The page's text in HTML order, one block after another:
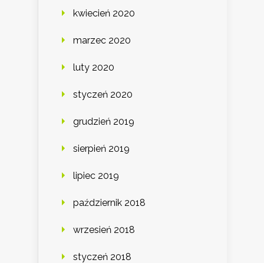
kwiecień 2020
marzec 2020
luty 2020
styczeń 2020
grudzień 2019
sierpień 2019
lipiec 2019
październik 2018
wrzesień 2018
styczeń 2018